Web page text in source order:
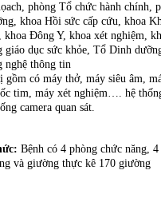
phòng Tổ chức hành chính,
khoa Hồi sức cấp cứu, khoa
khoa Đông Y, khoa xét nghiệm,
giáo dục sức khỏe, Tổ Dinh
nghệ thông tin
gồm có máy thở, máy siêu âm,
tim, máy xét nghiệm…. hệ
camera quan sát.
Bệnh có 4 phòng chức năng,
và giường thực kê 170 giường